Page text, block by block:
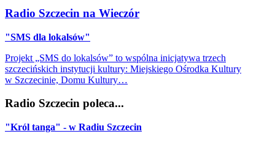
Radio Szczecin na Wieczór
"SMS dla lokalsów"
Projekt „SMS do lokalsów” to wspólna inicjatywa trzech
szczecińskich instytucji kultury: Miejskiego Ośrodka Kultury
w Szczecinie, Domu Kultury…
Radio Szczecin poleca...
"Król tanga" - w Radiu Szczecin